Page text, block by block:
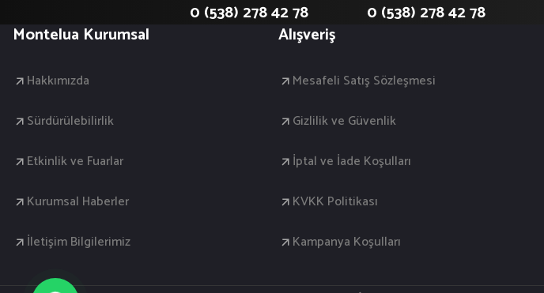
0 (538) 278 42 78 0 (538) 278 42 78
Montelua Kurumsal
Hakkımızda
Sürdürülebilirlik
Etkinlik ve Fuarlar
Kurumsal Haberler
İletişim Bilgilerimiz
Alışveriş
Mesafeli Satış Sözleşmesi
Gizlilik ve Güvenlik
İptal ve İade Koşulları
KVKK Politikası
Kampanya Koşulları